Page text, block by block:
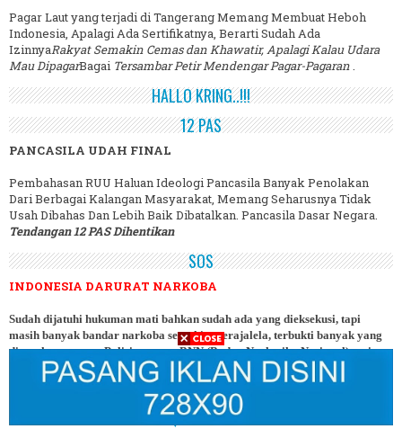
Pagar Laut yang terjadi di Tangerang Memang Membuat Heboh
Indonesia, Apalagi Ada Sertifikatnya, Berarti Sudah Ada
IzinnyaRakyat Semakin Cemas dan Khawatir, Apalagi Kalau Udara
Mau DipagarBagai Tersambar Petir Mendengar Pagar-Pagaran.
HALLO KRING..!!!
12 PAS
PANCASILA UDAH FINAL
Pembahasan RUU Haluan Ideologi Pancasila Banyak Penolakan
Dari Berbagai Kalangan Masyarakat, Memang Seharusnya Tidak
Usah Dibahas Dan Lebih Baik Dibatalkan. Pancasila Dasar Negara.
Tendangan 12 PAS Dihentikan
SOS
INDONESIA DARURAT NARKOBA
Sudah dijatuhi hukuman mati bahkan sudah ada yang dieksekusi, tapi
masih banyak bandar narkoba semakin merajalela, terbukti banyak yang
ditangkap petugas Polisi maupun BNN (Badan Narkotika Nasional) tapi
belum kapok juga mereka, justru sipir penjara malah terlibat. Kalau sudah
darurat begini, hukuman mati jangan berhenti, jalan terus!.
QUO VADIS